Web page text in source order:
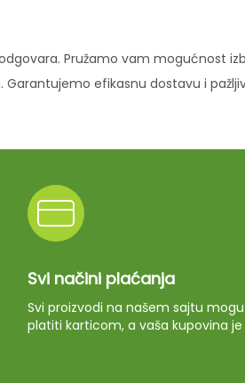
Pružamo vam mogućnost
efikasnu dostavu i
Svi načini plaćanja
Svi proizvodi na našem sajtu
platiti karticom, a vaša kupovina je